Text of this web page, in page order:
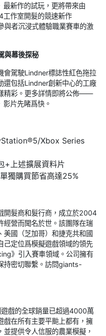
新作的試玩，更將帶來由
作室開髮的競速新作
者沉浸式體驗職業賽車的激
與幕後探秘
會駕駛Lindner標誌性紅色拖拉
還包括Lindner創新中心的工廠
精彩。更多詳情即將公佈——
片先睹爲快。
Xbox Series
+上述擴展資料片
獨購買節省高達25%
開髮商和髮行商，成立於2004
經營而聞名於世。該團隊在瑞
美國（芝加哥）和捷克共和國
己定位爲模擬遊戲領域的領先
》引入賽車領域。公司擁有
持密切聯繫。訪問giants-
戲的全球銷量已超過4000萬
戲在所有主要平颱上都有，擁
提供令人信服的農業模擬，